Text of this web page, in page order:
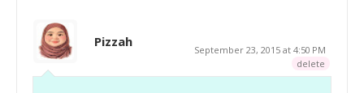
Pizzah
September 23, 2015 at 4:50 PM
delete